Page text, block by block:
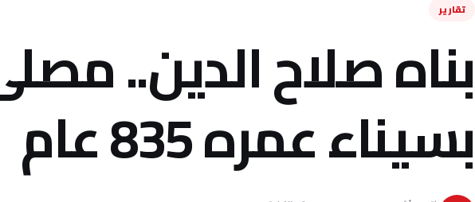
تقارير
بناه صلاح الدين..
بسيناء عمره 835 عام